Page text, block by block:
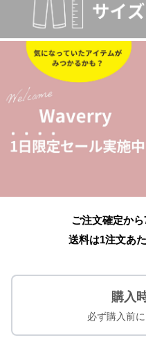
ご注文確定か
送料は1注文あ
購入
必ず購入前